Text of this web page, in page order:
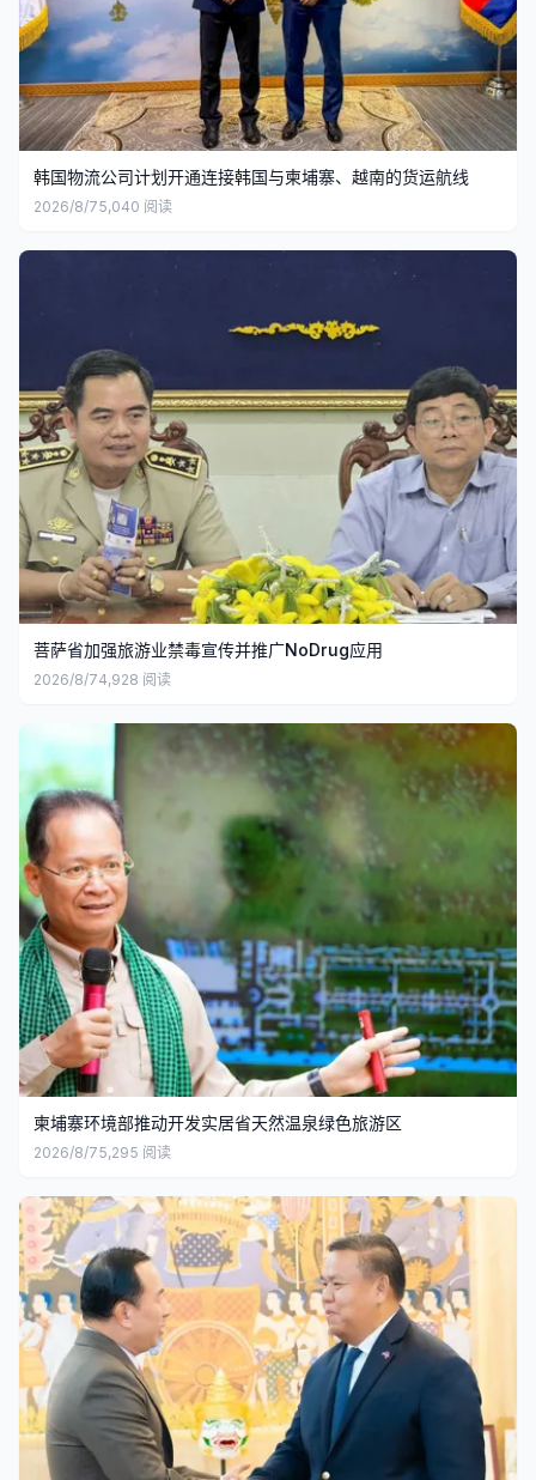
韩国物流公司计划开通连接韩国与柬埔寨、越南的货运航线
2026/8/75,040 阅读
菩萨省加强旅游业禁毒宣传并推广NoDrug应用
2026/8/74,928 阅读
柬埔寨环境部推动开发实居省天然温泉绿色旅游区
2026/8/75,295 阅读